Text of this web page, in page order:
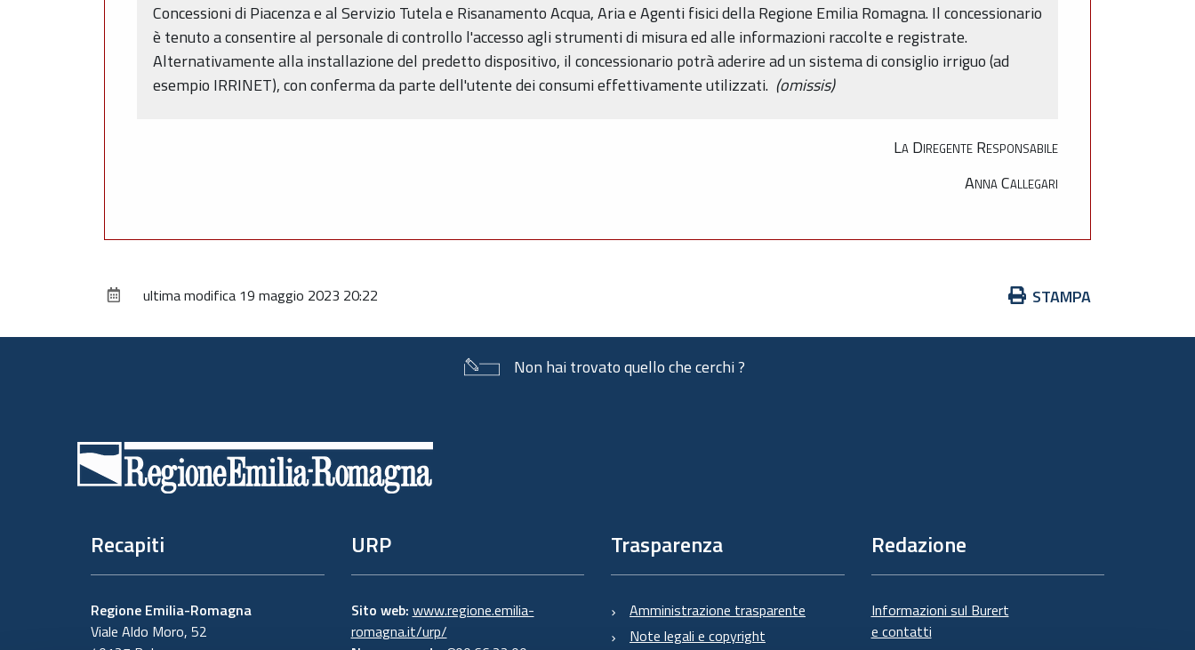
Concessioni di Piacenza e al Servizio Tutela e Risanamento Acqua, Aria e Agenti fisici della Regione Emilia Romagna. Il concessionario
è tenuto a consentire al personale di controllo l'accesso agli strumenti di misura ed alle informazioni raccolte e registrate.
Alternativamente alla installazione del predetto dispositivo, il concessionario potrà aderire ad un sistema di consiglio irriguo (ad
esempio IRRINET), con conferma da parte dell'utente dei consumi effettivamente utilizzati. (omissis)
La Diregente Responsabile
Anna Callegari
Azioni
documento
STAMPA
ultima modifica 19 maggio 2023 20:22
Non hai trovato quello che cerchi ?
Recapiti
Regione Emilia-Romagna
Viale Aldo Moro, 52
URP
Sito web: www.regione.emilia-
romagna.it/urp/
Trasparenza
Amministrazione trasparente
Note legali e copyright
Redazione
Informazioni sul Burert
e contatti